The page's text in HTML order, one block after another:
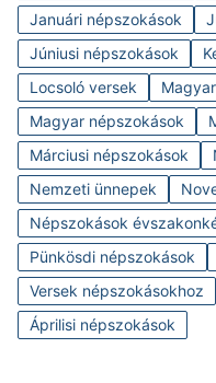
Januári népszokások
Júniusi népszokások
Locsoló versek
Magyar népszokások
Márciusi népszokások
Nemzeti ünnepek
Népszokások
Pünkösdi népszokások
Versek népszokásokhoz
Áprilisi népszokások